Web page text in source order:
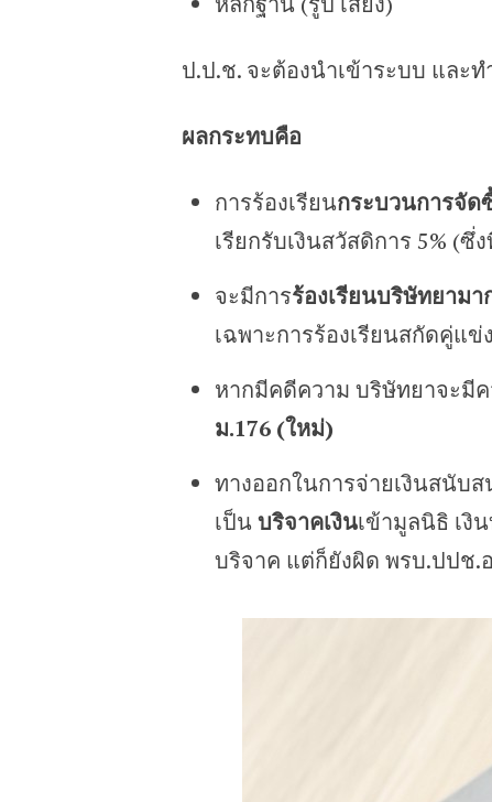
ป.ป.ช. จะต้องนำเข้าระบบ และ
ผลกระทบคือ
การร้องเรียนกระบวนการจัด
เรียกรับเงินสวัสดิการ 5% (
จะมีการร้องเรียนบริษัทยาม
เฉพาะการร้องเรียนสกัดคู่แ
หากมีคดีความ บริษัทยาจะมี
ม.176 (ใหม่)
ทางออกในการจ่ายเงินสนับ
เป็นบริจาคเงินเข้ามูลนิธิ เงิ
บริจาค แต่ก็ยังผิด พรบ.ปปช.